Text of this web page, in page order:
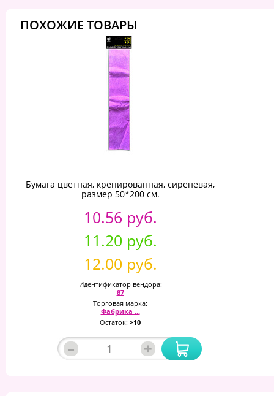
ПОХОЖИЕ ТОВАРЫ
Бумага цветная, крепированная, сиреневая,
размер 50*200 см.
10.56 руб.
11.20 руб.
12.00 руб.
Идентификатор вендора:
87
Торговая марка:
Фабрика ...
Остаток: >10
– +